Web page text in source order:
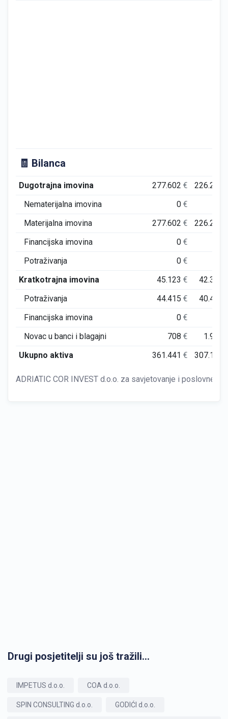
🧾 Bilanca
Dugotrajna imovina 277.602€ 226.266
Nematerijalna imovina
0€
Materijalna imovina
277.602€ 226.266
Financijska imovina
0€
Potraživanja
0€
Kratkotrajna imovina
45.123€ 42.387
Potraživanja
44.415€ 40.465
Financijska imovina
0€
Novac u banci i blagajni
708€ 1.922
Ukupno aktiva
361.441€ 307.196
ADRIATIC COR INVEST d.o.o. za savjetovanje i poslovne
Drugi posjetitelji su još tražili...
IMPETUS d.o.o. COA d.o.o.
SPIN CONSULTING d.o.o. GODIĆI d.o.o.